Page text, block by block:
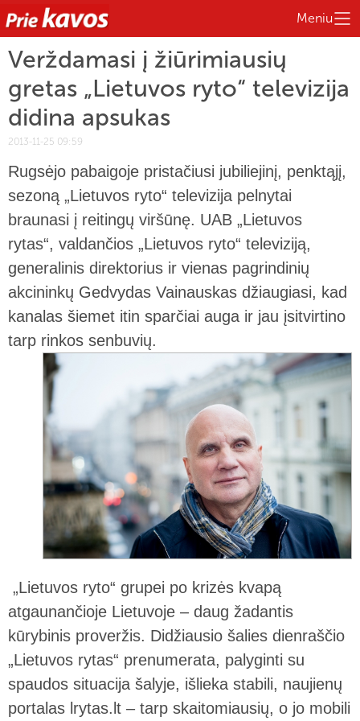
Meniu
Verždamasi į žiūrimiausių
gretas „Lietuvos ryto“ televizija
didina apsukas
2013-11-25 09:59
Rugsėjo pabaigoje pristačiusi jubiliejinį, penktąjį,
sezoną „Lietuvos ryto“ televizija pelnytai
braunasi į reitingų viršūnę. UAB „Lietuvos
rytas“, valdančios „Lietuvos ryto“ televiziją,
generalinis direktorius ir vienas pagrindinių
akcininkų Gedvydas Vainauskas džiaugiasi, kad
kanalas šiemet itin sparčiai auga ir jau įsitvirtino
tarp rinkos senbuvių.
„Lietuvos ryto“ grupei po krizės kvapą
atgaunančioje Lietuvoje – daug žadantis
kūrybinis proveržis. Didžiausio šalies dienraščio
„Lietuvos rytas“ prenumerata, palyginti su
spaudos situacija šalyje, išlieka stabili, naujienų
portalas lrytas.lt – tarp skaitomiausių, o jo mobili